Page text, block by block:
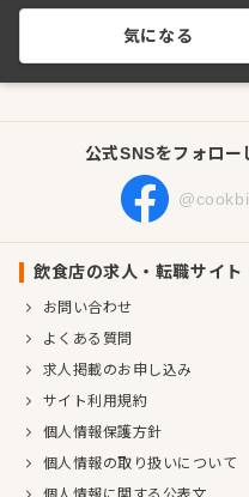
気になる
公式SNSをフォロー
飲食店の求人・転職サイト
お問い合わせ
よくある質問
求人掲載のお申し込み
サイト利用規約
個人情報保護方針
個人情報の取り扱いについて